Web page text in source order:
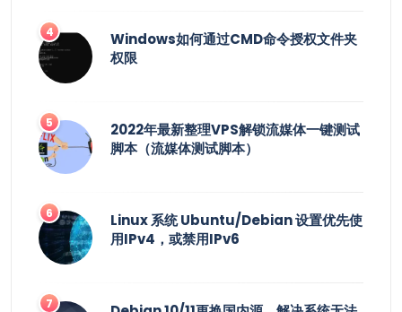
Windows如何通过CMD命令授权文件夹
权限
2022年最新整理VPS解锁流媒体一键测试
脚本（流媒体测试脚本）
Linux 系统 Ubuntu/Debian 设置优先使
用IPv4，或禁用IPv6